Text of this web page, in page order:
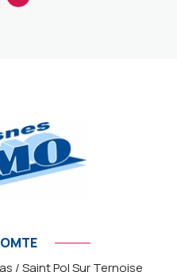
/ Saint Pol Sur Ternoise